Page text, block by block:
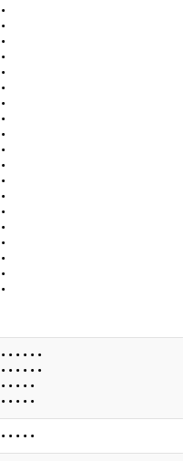
•
•
•
•
•
•
•
•
•
•
•
•
•
•
•
•
•
•
•
• • • • • •
• • • • • •
• • • • •
• • • • •
• • • • •